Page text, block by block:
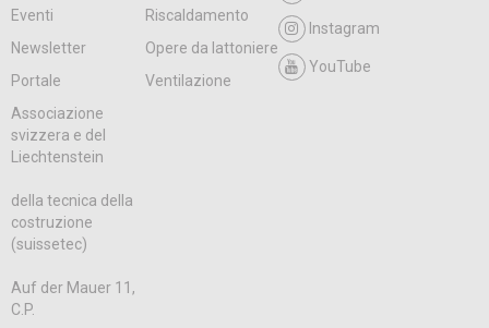
Eventi
Riscaldamento
Newsletter
Opere da lattoniere
Portale
Ventilazione
Instagram
YouTube
Associazione
svizzera e del
Liechtenstein
della tecnica della
costruzione
(suissetec)
Auf der Mauer 11,
C.P.